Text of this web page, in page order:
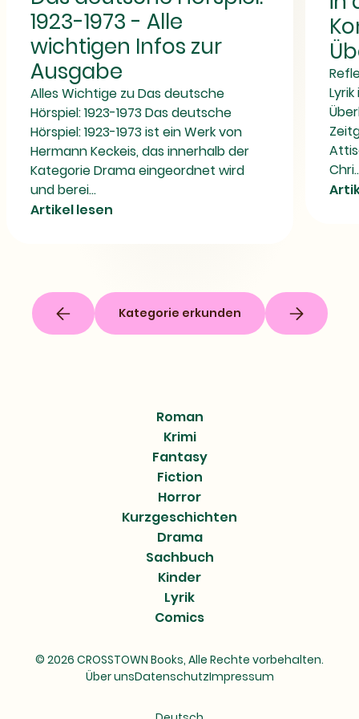
wichtigen
Ausgabe
1923-1973 - Alle
wichtigen Infos zur
Ausgabe
Alles Wichtige zu Das deutsche
Hörspiel: 1923-1973 Das deutsche
Hörspiel: 1923-1973 ist ein Werk von
Hermann Keckeis, das innerhalb der
Kategorie Drama eingeordnet wird
und berei...
Artikel lesen
Komödie
Kategorie erkunden
Roman
Krimi
Fantasy
Fiction
Horror
Kurzgeschichten
Drama
Sachbuch
Kinder
Lyrik
Comics
© 2026 CROSSTOWN Books, Alle Rechte vorbehalten.
Über unsDatenschutzImpressum